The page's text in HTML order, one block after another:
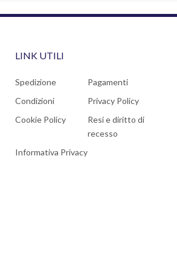
LINK UTILI
Spedizione
Pagamenti
Condizioni
Privacy Policy
Cookie Policy
Resi e diritto di
recesso
Informativa Privacy